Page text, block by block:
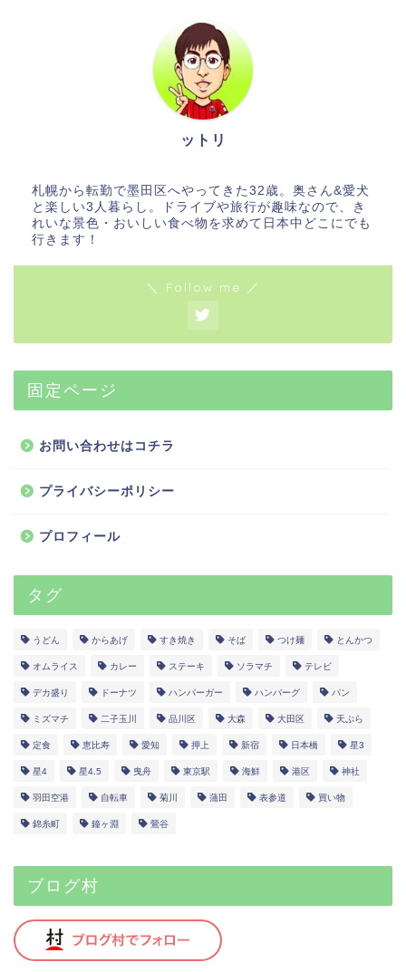
ットリ
札幌から転勤で墨田区へやってきた32歳。奥さん&愛犬
と楽しい3人暮らし。ドライブや旅行が趣味なので、き
れいな景色・おいしい食べ物を求めて日本中どこにでも
行きます！
＼ Follow me ／
固定ページ
お問い合わせはコチラ
プライバシーポリシー
プロフィール
タグ
うどん からあげ すき焼き そば つけ麺 とんかつ
オムライス カレー ステーキ ソラマチ テレビ
デカ盛り ドーナツ ハンバーガー ハンバーグ パン
ミズマチ 二子玉川 品川区 大森 大田区 天ぷら
定食 恵比寿 愛知 押上 新宿 日本橋 星3
星4 星4.5 曳舟 東京駅 海鮮 港区 神社
羽田空港 自転車 菊川 蒲田 表参道 買い物
錦糸町 鐘ヶ淵 鶯谷
ブログ村